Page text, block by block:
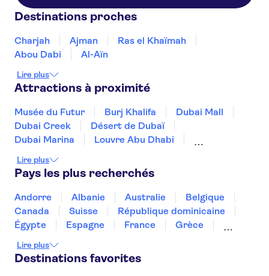
(former The Address
Boulevard)
Marriott Hotel Al Jaddaf
Grand Millennium Business Bay
Park Regis by Prince Dubai
Islands
Ibis Styles Dubai Jumeirah
Al Manar Grand Hotel
Carlton Downtown Hotel
The Leela Hotel Dubai
AlSalam Grand Hotel
Apartments
SLS Dubai Hotel & Residences
Destinations proches
Charjah Ajman
Ras el Khaïmah
Abou Dabi
Al-Aïn
Lire plus
Attractions à proximité
Musée du Futur Burj Khalifa
Dubai Mall
Dubai Creek
Désert de Dubaï
Dubai Marina
Louvre Abu Dhabi
Musée national Zayed à Abu Dhabi
Hôtel Atlantis, the Palm
The Palm Jumeirah
Désert d'Abu Dhabi
Ferrari World Abu Dhabi
Warner Bros World Abu Dhabi
Dubai Desert Conservation Reserve
Lire plus
Pays les plus recherchés
Andorre Albanie Australie
Belgique
Canada
Suisse
République dominicaine
Égypte
Espagne France
Grèce
Maroc
Malaisie Thaïlande
Turquie
Lire plus
Destinations favorites